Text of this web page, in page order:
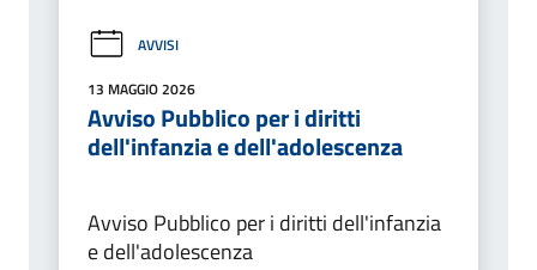
AVVISI
13 MAGGIO 2026
Avviso Pubblico per i diritti
dell'infanzia e dell'adolescenza
Avviso Pubblico per i diritti dell'infanzia
e dell'adolescenza